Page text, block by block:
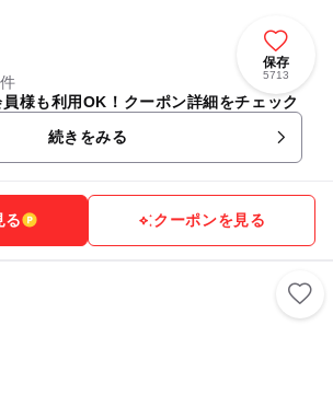
保存
5713
様も利用OK！クーポン詳細をチェック
続きをみる
る クーポンを見る